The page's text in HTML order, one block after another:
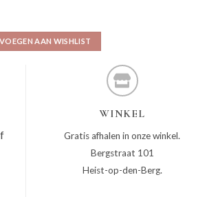
AAN WISHLIST
WINKEL
Gratis afhalen in onze winkel.
Bergstraat 101
Heist-op-den-Berg.